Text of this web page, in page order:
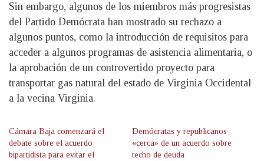
Sin embargo, algunos de los miembros más progresistas
del Partido Demócrata han mostrado su rechazo a
algunos puntos, como la introducción de requisitos para
acceder a algunos programas de asistencia alimentaria, o
la aprobación de un controvertido proyecto para
transportar gas natural del estado de Virginia Occidental
a la vecina Virginia.
Cámara Baja comenzará el
debate sobre el acuerdo
bipartidista para evitar el
Demócratas y republicanos
«cerca» de un acuerdo sobre
techo de deuda